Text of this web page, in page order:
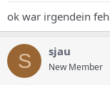
ok war irgendein
S sjau
New Member